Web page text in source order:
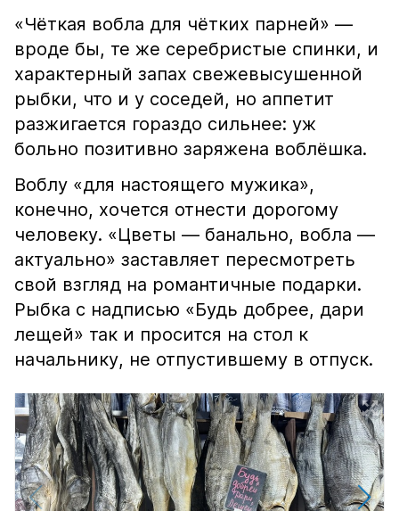
«Чёткая вобла для чётких парней» —
вроде бы, те же серебристые спинки, и
характерный запах свежевысушенной
рыбки, что и у соседей, но аппетит
разжигается гораздо сильнее: уж
больно позитивно заряжена воблёшка.
Воблу «для настоящего мужика»,
конечно, хочется отнести дорогому
человеку. «Цветы — банально, вобла —
актуально» заставляет пересмотреть
свой взгляд на романтичные подарки.
Рыбка с надписью «Будь добрее, дари
лещей» так и просится на стол к
начальнику, не отпустившему в отпуск.